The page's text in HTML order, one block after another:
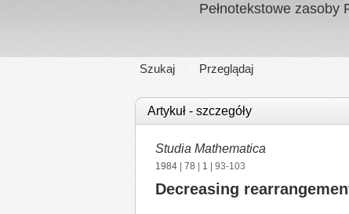
Pełnotekstowe
Szukaj Przeglądaj
Artykuł - szczegóły
Studia Mathematica
1984 78 1 | 93-103
Decreasing